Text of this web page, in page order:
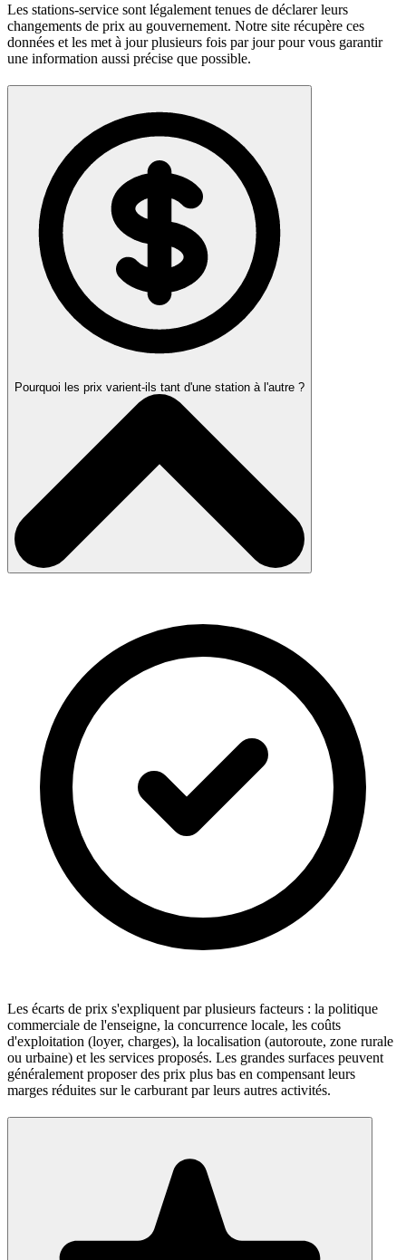
Les stations-service sont légalement tenues de déclarer leurs
changements de prix au gouvernement. Notre site récupère ces
données et les met à jour plusieurs fois par jour pour vous garantir
une information aussi précise que possible.
Pourquoi les prix varient-ils tant d'une station à l'autre ?
Les écarts de prix s'expliquent par plusieurs facteurs : la politique
commerciale de l'enseigne, la concurrence locale, les coûts
d'exploitation (loyer, charges), la localisation (autoroute, zone rurale
ou urbaine) et les services proposés. Les grandes surfaces peuvent
généralement proposer des prix plus bas en compensant leurs
marges réduites sur le carburant par leurs autres activités.